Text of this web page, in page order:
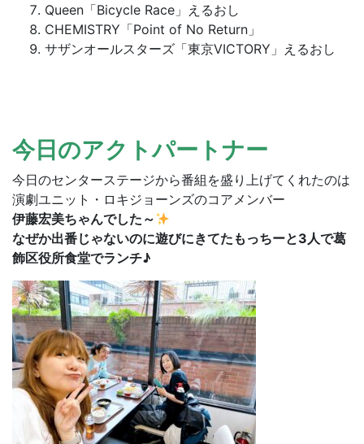
Queen「Bicycle Race」えるおし
CHEMISTRY「Point of No Return」
サザンオールスターズ「東京VICTORY」えるおし
今日のアクトパートナー
今日のセンターステージから番組を盛り上げてくれたのは
演劇ユニット・ロキジョーンズのコアメンバー
伊藤宏美ちゃんでした～
なぜか出番じゃないのに遊びにきてたもっちーと3人で葛
飾区役所食堂でランチ♪